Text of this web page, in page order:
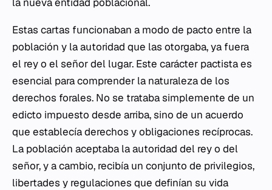
Estas cartas funcionaban a modo de pacto entre la
población y la autoridad que las otorgaba, ya fuera
el rey o el señor del lugar. Este carácter pactista es
esencial para comprender la naturaleza de los
derechos forales. No se trataba simplemente de un
edicto impuesto desde arriba, sino de un acuerdo
que establecía derechos y obligaciones recíprocas.
La población aceptaba la autoridad del rey o del
señor, y a cambio, recibía un conjunto de privilegios,
libertades y regulaciones que definían su vida